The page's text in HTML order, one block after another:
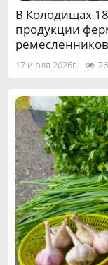
В Колодищах
продукции
ремесленников
17 июля 2026г.